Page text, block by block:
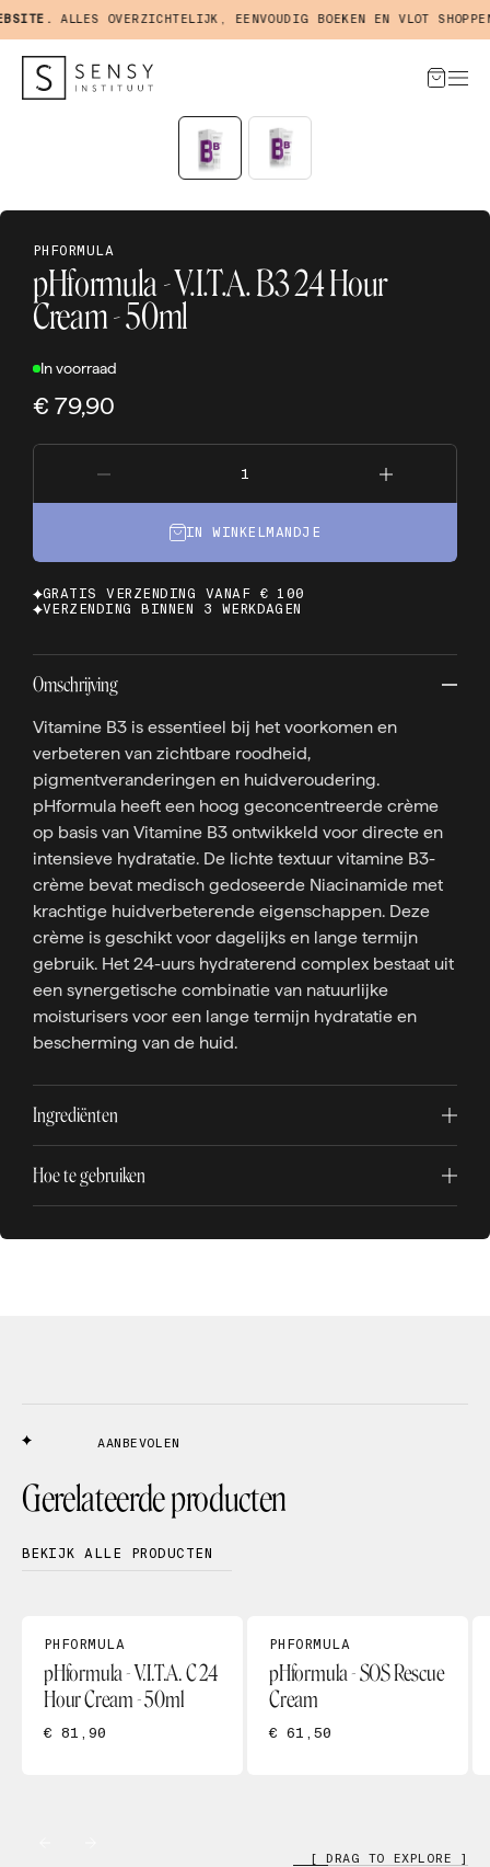
ALLES OVERZICHTELIJK, EENVOUDIG BOEKEN EN VLOT SHOPPEN
PHFORMULA
pHformula - V.I.T.A. B3 24 Hour
Cream - 50ml
In voorraad
€ 79,90
IN WINKELMANDJE
GRATIS VERZENDING VANAF € 100
VERZENDING BINNEN 3 WERKDAGEN
Omschrijving
Vitamine B3 is essentieel bij het voorkomen en
verbeteren van zichtbare roodheid,
pigmentveranderingen en huidveroudering.
pHformula heeft een hoog geconcentreerde crème
op basis van Vitamine B3 ontwikkeld voor directe en
intensieve hydratatie. De lichte textuur vitamine B3-
crème bevat medisch gedoseerde Niacinamide met
krachtige huidverbeterende eigenschappen. Deze
crème is geschikt voor dagelijks en lange termijn
gebruik. Het 24-uurs hydraterend complex bestaat uit
een synergetische combinatie van natuurlijke
moisturisers voor een lange termijn hydratatie en
bescherming van de huid.
Ingrediënten
Hoe te gebruiken
AANBEVOLEN
Gerelateerde producten
BEKIJK ALLE PRODUCTEN
PHFORMULA
pHformula - V.I.T.A. C 24
Hour Cream - 50ml
€ 81,90
PHFORMULA
pHformula - SOS Rescue
Cream
€ 61,50
[ DRAG TO EXPLORE ]